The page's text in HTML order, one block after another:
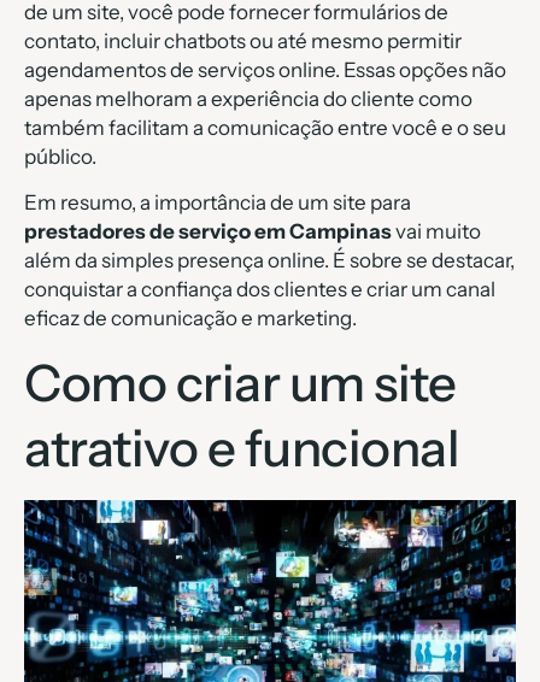
de um site, você pode fornecer formulários de
contato, incluir chatbots ou até mesmo permitir
agendamentos de serviços online. Essas opções não
apenas melhoram a experiência do cliente como
também facilitam a comunicação entre você e o seu
público.
Em resumo, a importância de um site para
prestadores de serviço em Campinasvai muito
além da simples presença online. É sobre se destacar,
conquistar a confiança dos clientes e criar um canal
eficaz de comunicação e marketing.
Como criar um site
atrativo e funcional